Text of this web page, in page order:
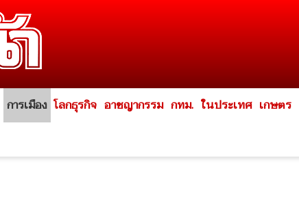
การเมือง โลกธุรกิจ อาชญากรรม กทม. ในประเทศ เกษตร